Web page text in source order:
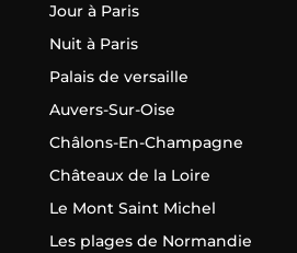
Jour à Paris
Nuit à Paris
Palais de versaille
Auvers-Sur-Oise
Châlons-En-Champagne
Châteaux de la Loire
Le Mont Saint Michel
Les plages de Normandie